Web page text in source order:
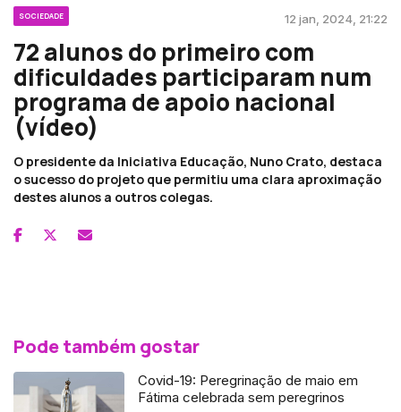
SOCIEDADE 12 jan, 2024, 21:22
72 alunos do primeiro com
dificuldades participaram num
programa de apoio nacional
(vídeo)
O presidente da Iniciativa Educação, Nuno Crato, destaca
o sucesso do projeto que permitiu uma clara aproximação
destes alunos a outros colegas.
Pode também gostar
Covid-19: Peregrinação de maio em
Fátima celebrada sem peregrinos